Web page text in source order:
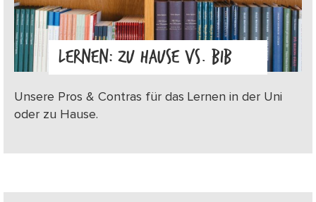
LERNEN: ZU HAUSE VS. BIB
Unsere Pros & Contras für das Lernen in der Uni
oder zu Hause.